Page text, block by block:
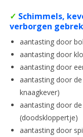
✓ Schimmels,
verborgen
aantasting door
aantasting door
aantasting door
aantasting door
knaagkever)
aantasting door
(doodskloppertje)
aantasting door